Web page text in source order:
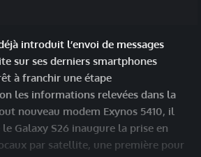
introduit l’envoi de messages
sur ses derniers smartphones
à franchir une étape
les informations relevées dans la
nouveau modem Exynos 5410, il
Galaxy S26 inaugure la prise en
par satellite, une première pour